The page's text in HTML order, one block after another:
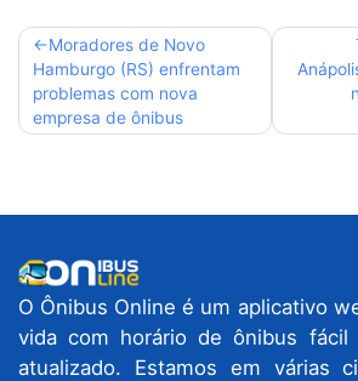
Navegação
de
Post
Moradores de Novo
Hamburgo (RS) enfrentam
problemas com nova
empresa de ônibus
O Ônibus Online é um aplicativo
vida com horário de ônibus
atualizado. Estamos em várias